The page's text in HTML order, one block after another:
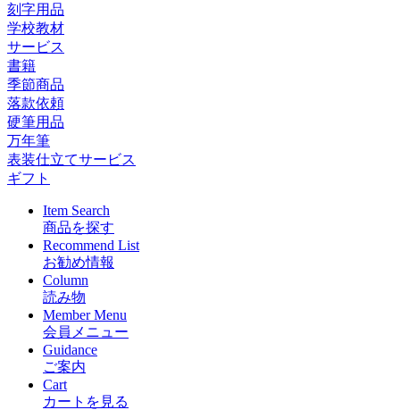
刻字用品
学校教材
サービス
書籍
季節商品
落款依頼
硬筆用品
万年筆
表装仕立てサービス
ギフト
Item Search
商品を探す
Recommend List
お勧め情報
Column
読み物
Member Menu
会員メニュー
Guidance
ご案内
Cart
カートを見る